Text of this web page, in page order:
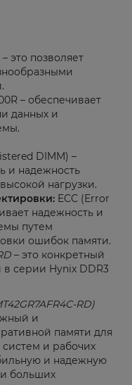
– это позволяет
– обеспечивает
данных и
DIMM) –
и надежность
нагрузки.
ECC (Error
надежность и
путем
ошибок памяти.
– это конкретный
серии Hynix DDR3
RD)
и
памяти для
и рабочих
и надежную
больших